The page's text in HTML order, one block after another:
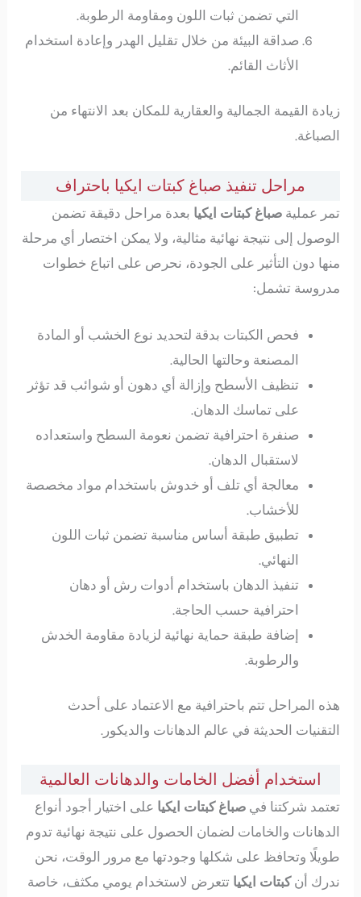
التي تضمن ثبات اللون ومقاومة الرطوبة.
صداقة البيئة من خلال تقليل الهدر وإعادة استخدام
الأثاث القائم.
زيادة القيمة الجمالية والعقارية للمكان بعد الانتهاء من
الصباغة.
مراحل تنفيذ صباغ كبتات ايكيا باحتراف
تمر عمليةصباغ كبتات ايكيا بعدة مراحل دقيقة تضمن
الوصول إلى نتيجة نهائية مثالية، ولا يمكن اختصار أي مرحلة
منها دون التأثير على الجودة، نحرص على اتباع خطوات
مدروسة تشمل:
فحص الكبتات بدقة لتحديد نوع الخشب أو المادة
المصنعة وحالتها الحالية.
تنظيف الأسطح وإزالة أي دهون أو شوائب قد تؤثر
على تماسك الدهان.
صنفرة احترافية تضمن نعومة السطح واستعداده
لاستقبال الدهان.
معالجة أي تلف أو خدوش باستخدام مواد مخصصة
للأخشاب.
تطبيق طبقة أساس مناسبة تضمن ثبات اللون
النهائي.
تنفيذ الدهان باستخدام أدوات رش أو دهان
احترافية حسب الحاجة.
إضافة طبقة حماية نهائية لزيادة مقاومة الخدش
والرطوبة.
هذه المراحل تتم باحترافية مع الاعتماد على أحدث
التقنيات الحديثة في عالم الدهانات والديكور.
استخدام أفضل الخامات والدهانات العالمية
تعتمد شركتنا فيصباغ كبتات ايكيا على اختيار أجود أنواع
الدهانات والخامات لضمان الحصول على نتيجة نهائية تدوم
طويلًا وتحافظ على شكلها وجودتها مع مرور الوقت، نحن
ندرك أنكبتات ايكيا تتعرض لاستخدام يومي مكثف، خاصة